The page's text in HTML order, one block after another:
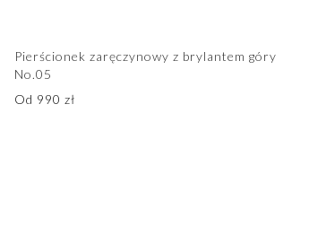
Pierścionek zaręczynowy z brylantem góry
No.05
Od 990 zł